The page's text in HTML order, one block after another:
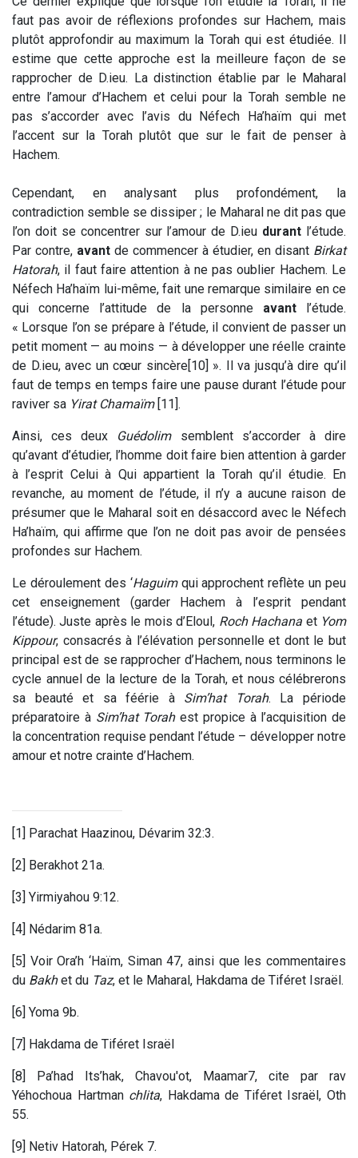
faut pas avoir de réflexions profondes sur Hachem, mais
plutôt approfondir au maximum la Torah qui est étudiée. Il
estime que cette approche est la meilleure façon de se
rapprocher de D.ieu. La distinction établie par le Maharal
entre l’amour d’Hachem et celui pour la Torah semble ne
pas s’accorder avec l’avis du Néfech Ha’haïm qui met
l’accent sur la Torah plutôt que sur le fait de penser à
Hachem.
Cependant, en analysant plus profondément, la
contradiction semble se dissiper ; le Maharal ne dit pas que
l’on doit se concentrer sur l’amour de D.ieu durant l’étude.
Par contre, avant de commencer à étudier, en disant Birkat
Hatorah, il faut faire attention à ne pas oublier Hachem. Le
Néfech Ha’haïm lui-même, fait une remarque similaire en ce
qui concerne l’attitude de la personne avantl’étude.
« Lorsque l’on se prépare à l’étude, il convient de passer un
petit moment — au moins — à développer une réelle crainte
de D.ieu, avec un cœur sincère[10] ». Il va jusqu’à dire qu’il
faut de temps en temps faire une pause durant l’étude pour
raviver sa Yirat Chamaïm [11].
Ainsi, ces deux Guédolimsemblent s’accorder à dire
qu’avant d’étudier, l’homme doit faire bien attention à garder
à l’esprit Celui à Qui appartient la Torah qu’il étudie. En
revanche, au moment de l’étude, il n’y a aucune raison de
présumer que le Maharal soit en désaccord avec le Néfech
Ha’haïm, qui affirme que l’on ne doit pas avoir de pensées
profondes sur Hachem.
Le déroulement des ‘Haguimqui approchent reflète un peu
cet enseignement (garder Hachem à l’esprit pendant
l’étude). Juste après le mois d’Eloul, Roch Hachana etYom
Kippour, consacrés à l’élévation personnelle et dont le but
principal est de se rapprocher d’Hachem, nous terminons le
cycle annuel de la lecture de la Torah, et nous célébrerons
sa beauté et sa féérie à Sim’hat Torah. La période
préparatoire à Sim’hat Torahest propice à l’acquisition de
la concentration requise pendant l’étude – développer notre
amour et notre crainte d’Hachem.
[1] Parachat Haazinou, Dévarim 32:3.
[2] Berakhot 21a.
[3] Yirmiyahou 9:12.
[4] Nédarim 81a.
[5] Voir Ora’h ‘Haïm, Siman 47, ainsi que les commentaires
du Bakhet du Taz, et le Maharal, Hakdama de Tiféret Israël.
[6] Yoma 9b.
[7] Hakdama de Tiféret Israël
[8] Pa’had Its’hak, Chavou'ot, Maamar7, cite par rav
Yéhochoua Hartman chlita, Hakdama de Tiféret Israël, Oth
55.
[9] Netiv Hatorah, Pérek 7.